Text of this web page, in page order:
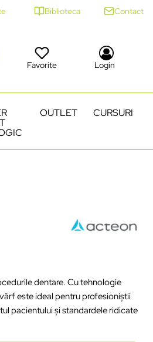
Biblioteca Contact
Favorite Login
OUTLET CURSURI
dentare. Cu tehnologie
este ideal pentru profesioniștii
pacientului și standardele ridicate